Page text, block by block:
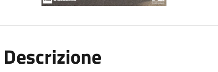
Descrizione